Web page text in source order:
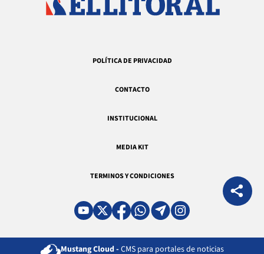
POLÍTICA DE PRIVACIDAD
CONTACTO
INSTITUCIONAL
MEDIA KIT
TERMINOS Y CONDICIONES
Mustang Cloud - CMS para portales de noticias